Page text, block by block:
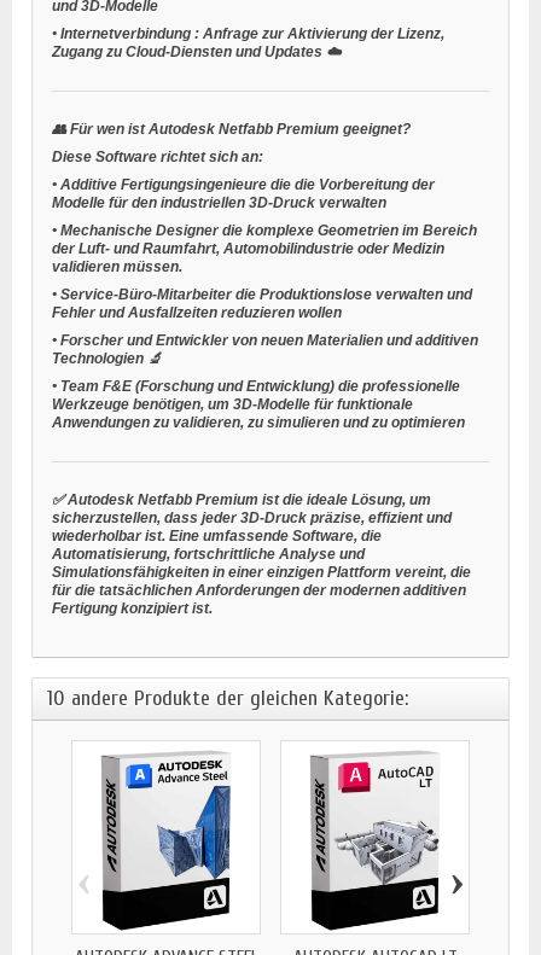
und 3D-Modelle
• Internetverbindung : Anfrage zur Aktivierung der Lizenz,
Zugang zu Cloud-Diensten und Updates ☁️
👥Für wen ist Autodesk Netfabb Premium geeignet?
Diese Software richtet sich an:
• Additive Fertigungsingenieure die die Vorbereitung der
Modelle für den industriellen 3D-Druck verwalten
• Mechanische Designer die komplexe Geometrien im Bereich
der Luft- und Raumfahrt, Automobilindustrie oder Medizin
validieren müssen.
• Service-Büro-Mitarbeiter die Produktionslose verwalten und
Fehler und Ausfallzeiten reduzieren wollen
• Forscher und Entwickler von neuen Materialien und additiven
Technologien 🔬
• Team F&E (Forschung und Entwicklung) die professionelle
Werkzeuge benötigen, um 3D-Modelle für funktionale
Anwendungen zu validieren, zu simulieren und zu optimieren
✅ Autodesk Netfabb Premium ist die ideale Lösung, um
sicherzustellen, dass jeder 3D-Druck präzise, effizient und
wiederholbar ist. Eine umfassende Software, die
Automatisierung, fortschrittliche Analyse und
Simulationsfähigkeiten in einer einzigen Plattform vereint, die
für die tatsächlichen Anforderungen der modernen additiven
Fertigung konzipiert ist.
10 andere Produkte der gleichen Kategorie:
‹ ›